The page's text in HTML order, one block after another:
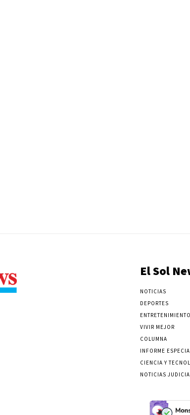
El Sol
NOTICIAS
DEPORTES
ENTRETENIMIENTO
VIVIR MEJOR
COLUMNA
INFORME
CIENCIA Y
NOTICIAS